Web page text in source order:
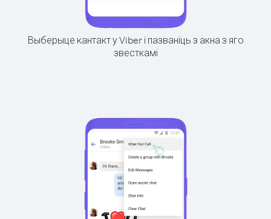
Выберыце кантакт у Viber і пазваніць з акна з яго
звесткамі